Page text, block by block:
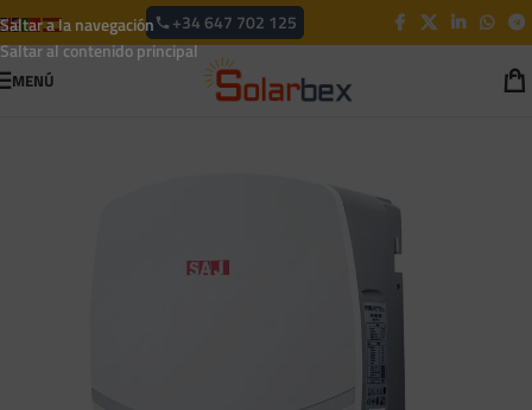
Saltar a la navegación
Saltar al contenido principal
+34 647 702 125
MENÚ